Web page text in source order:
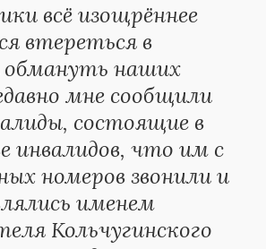
всё изощрённее
втереться в
обмануть наших
мне сообщили
состоящие в
инвалидов, что им с
номеров звонили и
именем
Кольчугинского